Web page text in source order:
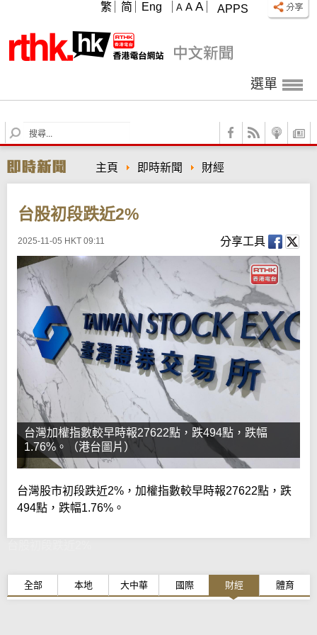
APPS
A A A
繁 简 Eng
選單
S
e
r
c
主頁 即時新聞 財經
台股初段跌近2%
2025-11-05 HKT 09:11 分享工具
台灣加權指數較早時報27622點，跌494點，跌幅
1.76%。（港台圖片）
台灣股市初段跌近2%，加權指數較早時報27622點，跌
494點，跌幅1.76%。
全部 本地 大中華 國際 財經 體育